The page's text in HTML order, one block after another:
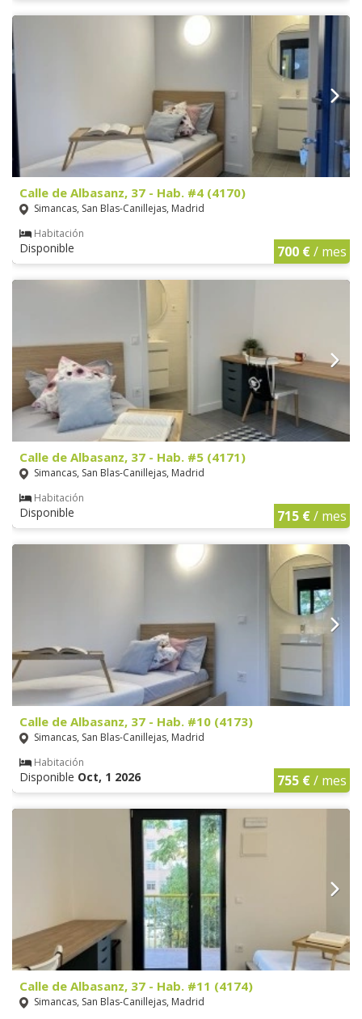
Calle de Albasanz, 37 - Hab. #4 (4170)
Simancas, San Blas-Canillejas, Madrid
Habitación
Disponible 700 €/ mes
Calle de Albasanz, 37 - Hab. #5 (4171)
Simancas, San Blas-Canillejas, Madrid
Habitación
Disponible 715 €/ mes
Calle de Albasanz, 37 - Hab. #10 (4173)
Simancas, San Blas-Canillejas, Madrid
Habitación
Disponible Oct, 1 2026 755 €/ mes
Calle de Albasanz, 37 - Hab. #11 (4174)
Simancas, San Blas-Canillejas, Madrid